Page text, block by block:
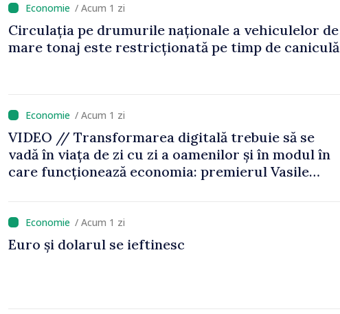
/ Acum 1 zi
Circulația pe drumurile naționale a vehiculelor de
mare tonaj este restricționată pe timp de caniculă
/ Acum 1 zi
VIDEO // Transformarea digitală trebuie să se
vadă în viața de zi cu zi a oamenilor și în modul în
care funcționează economia: premierul Vasile
/ Acum 1 zi
Euro și dolarul se ieftinesc